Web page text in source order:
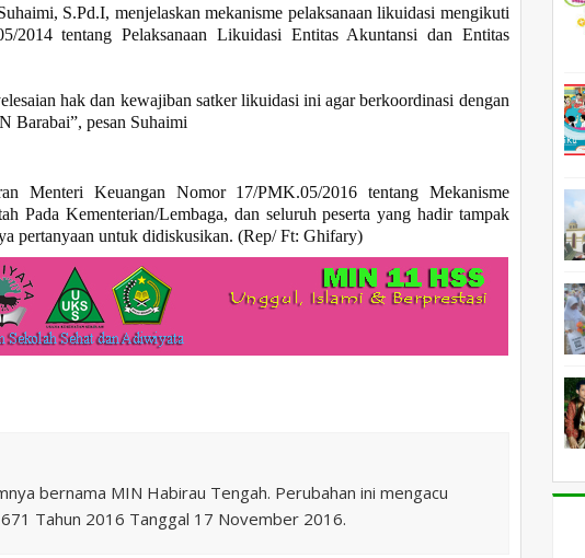
S.Pd.I, menjelaskan mekanisme pelaksanaan likuidasi mengikuti
2014 tentang Pelaksanaan Likuidasi Entitas Akuntansi dan Entitas
hak dan kewajiban satker likuidasi ini agar berkoordinasi dengan
Barabai”, pesan Suhaimi
Menteri Keuangan Nomor 17/PMK.05/2016 tentang Mekanisme
Pada Kementerian/Lembaga, dan seluruh peserta yang hadir tampak
pertanyaan untuk didiskusikan. (Rep/ Ft: Ghifary)
bernama MIN Habirau Tengah. Perubahan ini mengacu
Tahun 2016 Tanggal 17 November 2016.